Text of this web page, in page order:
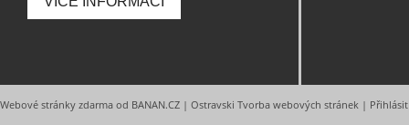
Webové stránky zdarma od BANAN.CZ | Ostravski Tvorba webových stránek |